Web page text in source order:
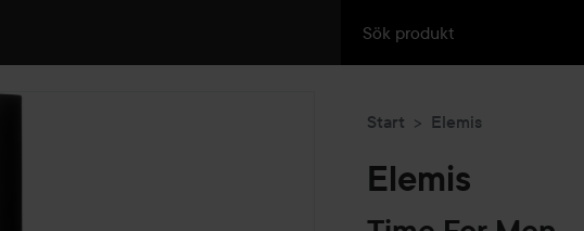
Start Elemis
Elemis